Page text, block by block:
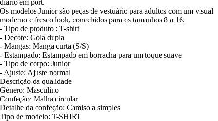
diário em port.
Os modelos Junior são peças de vestuário para adultos com um visual
moderno e fresco look, concebidos para os tamanhos 8 a 16.
- Tipo de produto : T-shirt
- Decote: Gola dupla
- Mangas: Manga curta (S/S)
- Estampado: Estampado em borracha para um toque suave
- Tipo de corpo: Junior
- Ajuste: Ajuste normal
Descrição da qualidade
Género: Masculino
Confeção: Malha circular
Detalhe da confeção: Camisola simples
Tipo de modelo: T-SHIRT